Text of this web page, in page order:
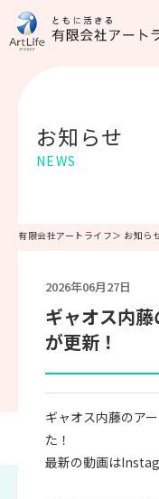
お知らせ
NEWS
有限会社アートライフ＞ お知ら
2026年06月27日
ギャオス内
が更新！
ギャオス内藤のア
た！
最新の動画は